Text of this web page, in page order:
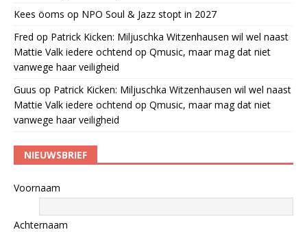
Kees öoms op NPO Soul & Jazz stopt in 2027
Fred op Patrick Kicken: Miljuschka Witzenhausen wil wel naast
Mattie Valk iedere ochtend op Qmusic, maar mag dat niet
vanwege haar veiligheid
Guus op Patrick Kicken: Miljuschka Witzenhausen wil wel naast
Mattie Valk iedere ochtend op Qmusic, maar mag dat niet
vanwege haar veiligheid
NIEUWSBRIEF
Voornaam
Achternaam